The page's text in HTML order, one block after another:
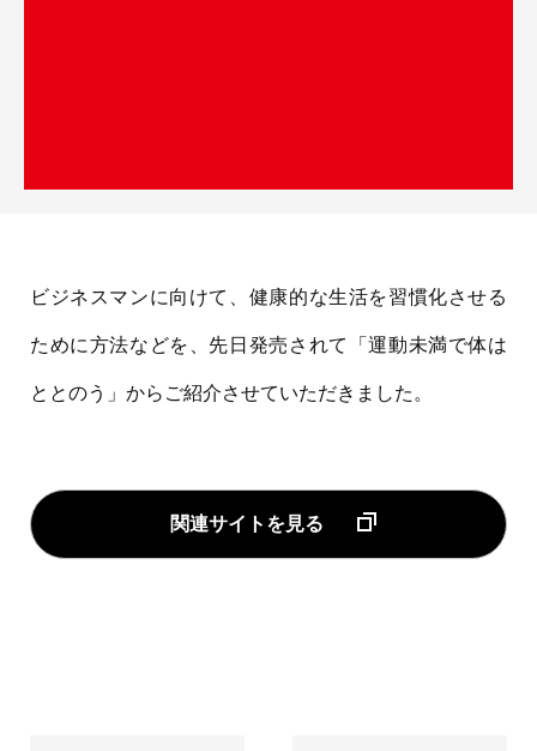
ビジネスマンに向けて、健康的な生活を習慣化させる
ために方法などを、先日発売されて「運動未満で体は
ととのう」からご紹介させていただきました。
関連サイトを見る